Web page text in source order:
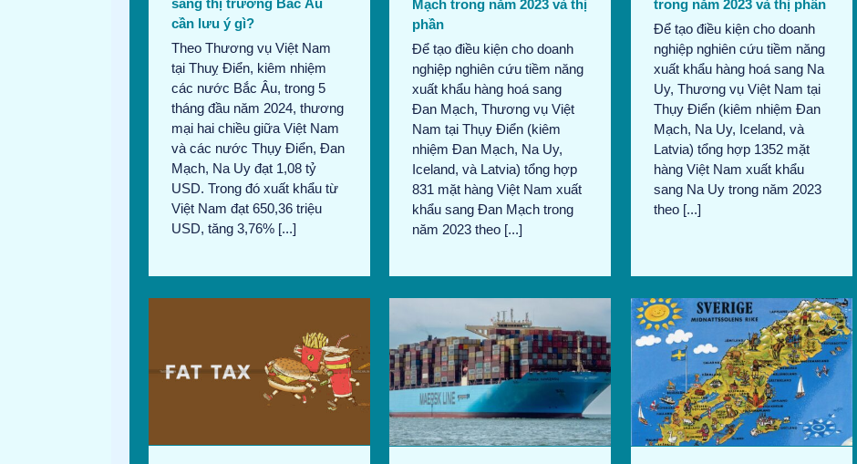
sang thị trường Bắc Âu
cần lưu ý gì?
Theo Thương vụ Việt Nam
tại Thuỵ Điển, kiêm nhiệm
các nước Bắc Âu, trong 5
tháng đầu năm 2024, thương
mại hai chiều giữa Việt Nam
và các nước Thụy Điển, Đan
Mạch, Na Uy đạt 1,08 tỷ
USD. Trong đó xuất khẩu từ
Việt Nam đạt 650,36 triệu
USD, tăng 3,76% [...]
Mạch trong năm 2023 và thị
phần
Để tạo điều kiện cho doanh
nghiệp nghiên cứu tiềm năng
xuất khẩu hàng hoá sang
Đan Mạch, Thương vụ Việt
Nam tại Thụy Điển (kiêm
nhiệm Đan Mạch, Na Uy,
Iceland, và Latvia) tổng hợp
831 mặt hàng Việt Nam xuất
khẩu sang Đan Mạch trong
năm 2023 theo [...]
trong năm 2023 và thị phần
Để tạo điều kiện cho doanh
nghiệp nghiên cứu tiềm năng
xuất khẩu hàng hoá sang Na
Uy, Thương vụ Việt Nam tại
Thụy Điển (kiêm nhiệm Đan
Mạch, Na Uy, Iceland, và
Latvia) tổng hợp 1352 mặt
hàng Việt Nam xuất khẩu
sang Na Uy trong năm 2023
theo [...]
Hãng tàu Maersk của Đan
Mạch cảnh báo thách thức
kéo dài cho ngành vận tải
Tin
Nền kinh tế Thụy Điển đang
bước vào một giai đoạn
mới với nhiều dấu hiệu tích
cực, mặc dù vẫn còn đối
mặt với những thách thức
nhất định
Bản tin tháng 8/2024 Tin